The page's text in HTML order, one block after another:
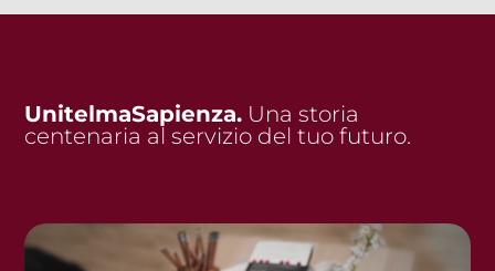
UnitelmaSapienza. Una storia
centenaria al servizio del tuo futuro.